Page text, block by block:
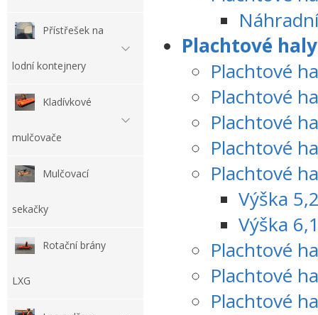
Přístřešek na
lodní kontejnery
Kladívkové
mulčovače
Mulčovací
sekačky
Rotační brány
LXG
Plachtové
Plachtové
Plachtové
Plachtové
Plachtové
Plachtové
Výška
Výška
Plachtové
Plachtové
Plachtové